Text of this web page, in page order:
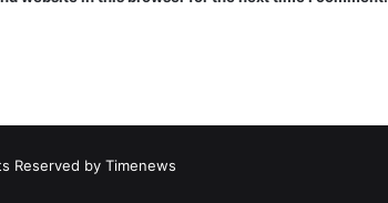
Reserved by Timenews